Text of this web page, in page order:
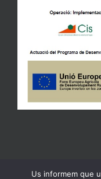
Us informem que